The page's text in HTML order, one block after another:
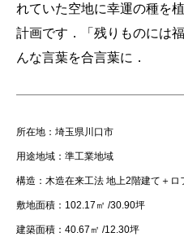
れていた空地に幸運の種を
計画です．「残りものには
んな言葉を合言葉に．
所在地：埼玉県川口市
用途地域：準工業地域
構造：木造在来工法 地上2階建て＋ロ
敷地面積：102.17㎡ /30.90坪
建築面積：40.67㎡ /12.30坪